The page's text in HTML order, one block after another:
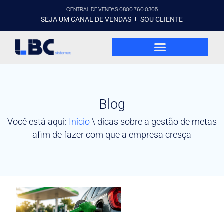
CENTRAL DE VENDAS 0800 760 0305
SEJA UM CANAL DE VENDAS SOU CLIENTE
Blog
Você está aqui: Início\ dicas sobre a gestão de metas
afim de fazer com que a empresa cresça